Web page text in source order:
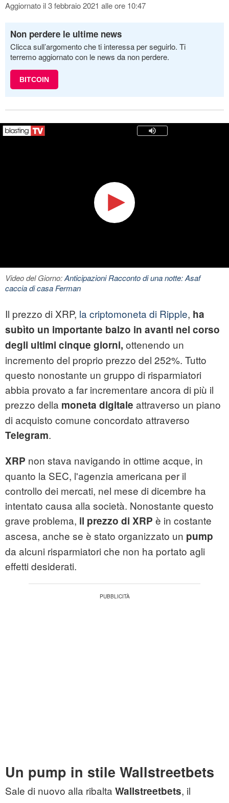
Aggiornato il 3 febbraio 2021 alle ore 10:47
Non perdere le ultime news
Clicca sull’argomento che ti interessa per seguirlo. Ti
terremo aggiornato con le news da non perdere.
BITCOIN
Video del Giorno:Anticipazioni Racconto di una notte: Asaf
caccia di casa Ferman
Il prezzo di XRP, la criptomoneta di Ripple, ha
subìto un importante balzo in avanti nel corso
degli ultimi cinque giorni, ottenendo un
incremento del proprio prezzo del 252%. Tutto
questo nonostante un gruppo di risparmiatori
abbia provato a far incrementare ancora di più il
prezzo della moneta digitale attraverso un piano
di acquisto comune concordato attraverso
Telegram.
XRP non stava navigando in ottime acque, in
quanto la SEC, l'agenzia americana per il
controllo dei mercati, nel mese di dicembre ha
intentato causa alla società. Nonostante questo
grave problema, il prezzo di XRP è in costante
ascesa, anche se è stato organizzato un pump
da alcuni risparmiatori che non ha portato agli
effetti desiderati.
Un pump in stile Wallstreetbets
Sale di nuovo alla ribalta Wallstreetbets, il